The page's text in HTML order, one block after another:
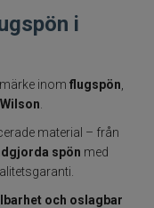
i
inom flugspön
material – från
spön med
och oslagbar